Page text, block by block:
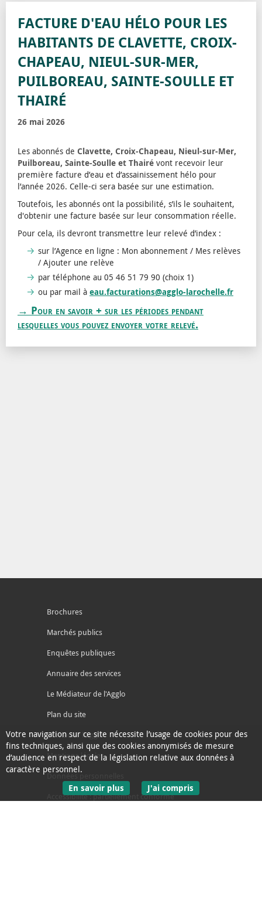
Votre navigation sur ce site nécessite l’usage de cookies pour des
fins techniques, ainsi que des cookies anonymisés de mesure
d’audience en respect de la législation relative aux données à
caractère personnel.
En savoir plussur les données personnelles
J'ai compris
le message
FACTURE D'EAU HÉLO POUR LES
HABITANTS DE CLAVETTE, CROIX-
CHAPEAU, NIEUL-SUR-MER,
PUILBOREAU, SAINTE-SOULLE ET
THAIRÉ
26 mai 2026
Les abonnés de Clavette, Croix-Chapeau, Nieul-sur-Mer,
Puilboreau, Sainte-Soulle et Thairé vont recevoir leur
première facture d’eau et d’assainissement hélo pour
l’année 2026. Celle-ci sera basée sur une estimation.
Toutefois, les abonnés ont la possibilité, s’ils le souhaitent,
d'obtenir une facture basée sur leur consommation réelle.
Pour cela, ils devront transmettre leur relevé d’index :
sur l’Agence en ligne : Mon abonnement / Mes relèves
/ Ajouter une relève
par téléphone au 05 46 51 79 90 (choix 1)
ou par mail à eau.facturations@agglo-larochelle.fr
→ Pour en savoir + sur les périodes pendant
lesquelles vous pouvez envoyer votre relevé.
Brochures
Marchés publics
Enquêtes publiques
Annuaire des services
Le Médiateur de l'Agglo
Plan du site
Contacter l'agglo
Mentions légales
Accessibilité : partiellement conforme